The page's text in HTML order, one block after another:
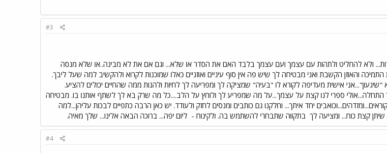
#3
ולא להחליט ולתהות עם עצמך ועם עצמך בלבד האם את הסדר או שלא... וגם אם את לא מבינה..או שלא מנסה
והאוזן הקשבת ואני מבטיחה לך שיש פה אין סוף עיניים ואוזניים כאלו שמוכנות לקרוא ולהקשיב למה שעל ליבך.
אישית מעדיפה לקורא לו "בעיה" שמציקה לך ומפריעה לך לחיות ולהנות ממה שהחיים יכולים להציע.
התחלה...אולי ספרי לנו קצת על עצמך...על מה שמפריע לך ולוחץ על הלב....כל מה שרק בא לך לשתף אותנו בו. מבטיחה
יחד איתך... וחלקנו גם כותבים ומנסים לחזק ולעודד. יש כאן הרבה כתפיים לבכות עליהן...למה
שיתן קצת כוח... ומציעה לך בתקווה שתבחרי להשתמש בה. ולקינוח - ליום יפה... ברוכה הבאה אלינו... שלך מאיה.
#4